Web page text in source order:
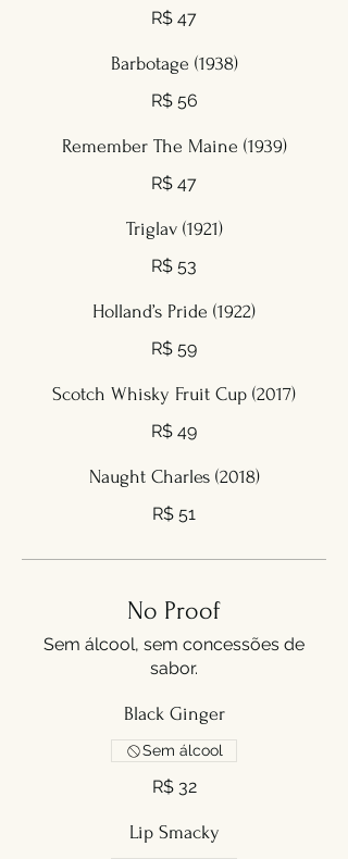
R$ 47
Barbotage (1938)
R$ 56
Remember The Maine (1939)
R$ 47
Triglav (1921)
R$ 53
Holland’s Pride (1922)
R$ 59
Scotch Whisky Fruit Cup (2017)
R$ 49
Naught Charles (2018)
R$ 51
No Proof
Sem álcool, sem concessões de
sabor.
Black Ginger
R$ 32
Sem álcool
Lip Smacky